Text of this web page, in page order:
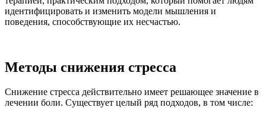
идентифицировать и изменить модели мышления и
поведения, способствующие их несчастью.
Методы снижения стресса
Снижение стресса действительно имеет решающее значение в
лечении боли. Существует целый ряд подходов, в том числе: